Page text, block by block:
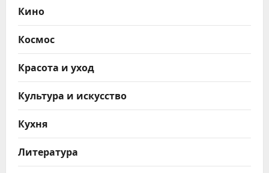
Кино
Космос
Красота и уход
Культура и искусство
Кухня
Литература